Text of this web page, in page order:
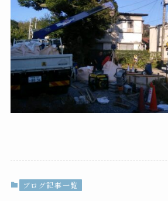
ブログ記事一覧